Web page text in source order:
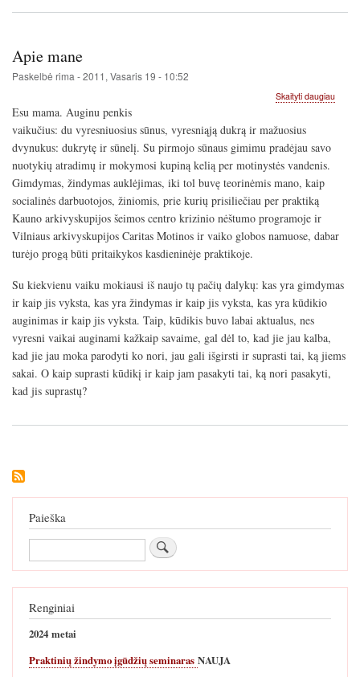
Apie mane
Paskelbė rima -2011, Vasaris 19 - 10:52
Skaityti daugiauapie
Esu mama. Auginu penkis
vaikučius: du vyresniuosius sūnus, vyresniąją dukrą ir mažuosius
dvynukus: dukrytę ir sūnelį. Su pirmojo sūnaus gimimu pradėjau savo
nuotykių atradimų ir mokymosi kupiną kelią per motinystės vandenis.
Gimdymas, žindymas auklėjimas, iki tol buvę teorinėmis mano, kaip
socialinės darbuotojos, žiniomis, prie kurių prisiliečiau per praktiką
Kauno arkivyskupijos šeimos centro krizinio nėštumo programoje ir
Vilniaus arkivyskupijos Caritas Motinos ir vaiko globos namuose, dabar
turėjo progą būti pritaikykos kasdieninėje praktikoje.
Su kiekvienu vaiku mokiausi iš naujo tų pačių dalykų: kas yra gimdymas
ir kaip jis vyksta, kas yra žindymas ir kaip jis vyksta, kas yra kūdikio
auginimas ir kaip jis vyksta. Taip, kūdikis buvo labai aktualus, nes
vyresni vaikai auginami kažkaip savaime, gal dėl to, kad jie jau kalba,
kad jie jau moka parodyti ko nori, jau gali išgirsti ir suprasti tai, ką jiems
sakai. O kaip suprasti kūdikį ir kaip jam pasakyti tai, ką nori pasakyti,
kad jis suprastų?
Paieška
Paieška
Renginiai
2024 metai
Praktinių žindymo įgūdžių seminaras NAUJA